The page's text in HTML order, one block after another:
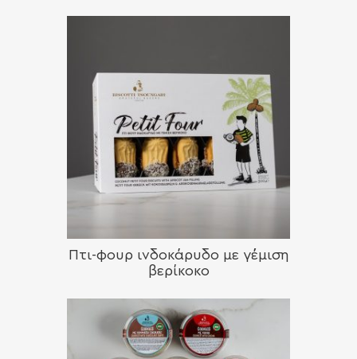
Πτι-φουρ ινδοκάρυδο με γέμιση
βερίκοκο